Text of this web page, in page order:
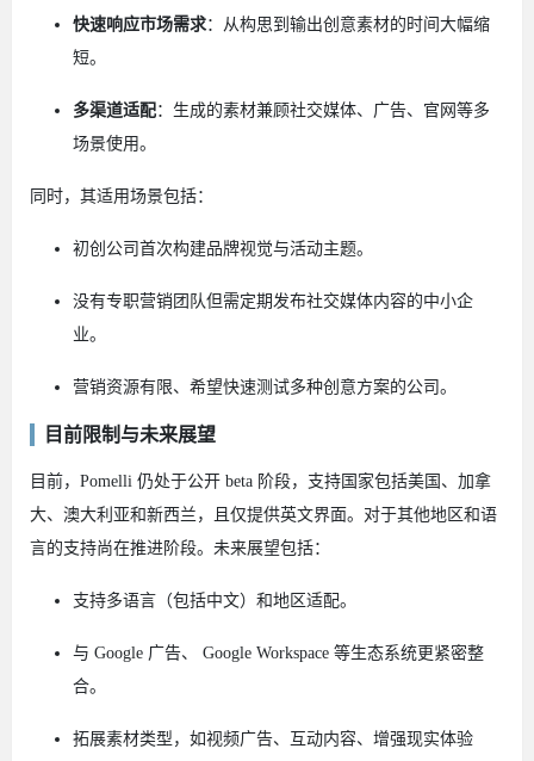
快速响应市场需求：从构思到输出创意素材的时间大幅缩
短。
多渠道适配：生成的素材兼顾社交媒体、广告、官网等多
场景使用。
同时，其适用场景包括：
初创公司首次构建品牌视觉与活动主题。
没有专职营销团队但需定期发布社交媒体内容的中小企
业。
营销资源有限、希望快速测试多种创意方案的公司。
目前限制与未来展望
目前，Pomelli 仍处于公开 beta 阶段，支持国家包括美国、加拿
大、澳大利亚和新西兰，且仅提供英文界面。对于其他地区和语
言的支持尚在推进阶段。未来展望包括：
支持多语言（包括中文）和地区适配。
与 Google 广告、 Google Workspace 等生态系统更紧密整
合。
拓展素材类型，如视频广告、互动内容、增强现实体验